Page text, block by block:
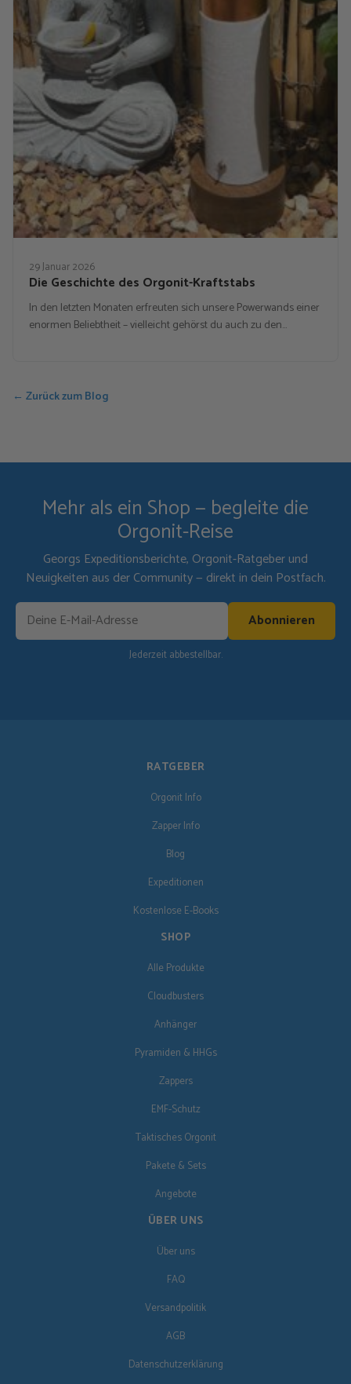
29 Januar 2026
Die Geschichte des Orgonit-Kraftstabs
In den letzten Monaten erfreuten sich unsere Powerwands einer
enormen Beliebtheit – vielleicht gehörst du auch zu den…
← Zurück zum Blog
Mehr als ein Shop — begleite die
Orgonit-Reise
Georgs Expeditionsberichte, Orgonit-Ratgeber und
Neuigkeiten aus der Community — direkt in dein Postfach.
Abonnieren
Jederzeit abbestellbar.
RATGEBER
Orgonit Info
Zapper Info
Blog
Expeditionen
Kostenlose E-Books
SHOP
Alle Produkte
Cloudbusters
Anhänger
Pyramiden & HHGs
Zappers
EMF-Schutz
Taktisches Orgonit
Pakete & Sets
Angebote
ÜBER UNS
Über uns
FAQ
Versandpolitik
AGB
Datenschutzerklärung